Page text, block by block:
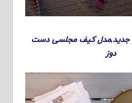
کیف مجلسی دست
دوز